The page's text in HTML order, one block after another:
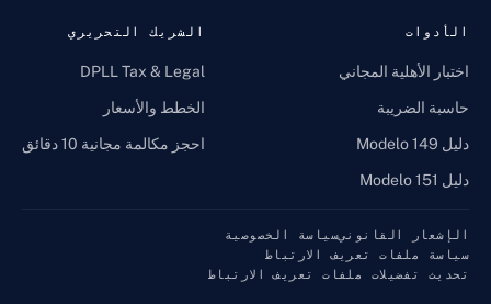
المجاني
الشريك التحريري
DPLL Tax & Legal
الخطط والأسعار
احجز مكالمة مجانية 10 دقائق
القانوني
سياسة الخصوصية
ملفات تعريف الارتباط
تفضيلات ملفات تعريف الارتباط